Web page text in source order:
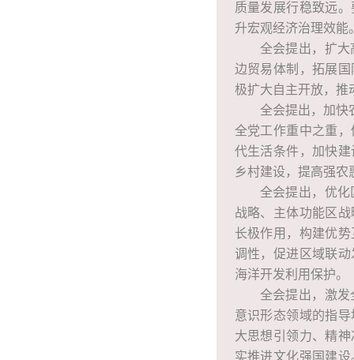
质量发展行稳致远
升宏观经济治理效能
全会提出，扩
边贸易体制，拓展
极扩大自主开放，推
全会提出，加快
全党工作重中之重
代生活条件，加快
乡村建设，提高强农
全会提出，优
战略、主体功能区
长极作用，构建优
调性，促进区域联
海洋开发利用保护。
全会提出，激
意识形态领域的指
大思想引领力、精
实推进文化强国建